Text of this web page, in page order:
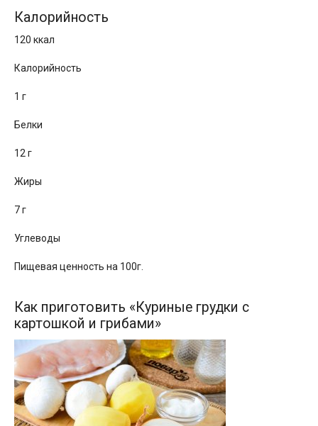
Калорийность
120 ккал
Калорийность
1 г
Белки
12 г
Жиры
7 г
Углеводы
Пищевая ценность на 100г.
Как приготовить «Куриные грудки с
картошкой и грибами»